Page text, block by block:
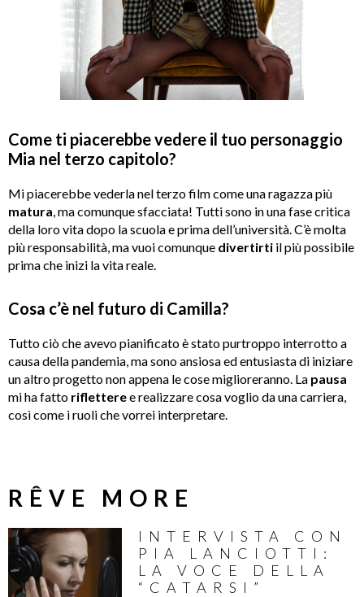
Come ti piacerebbe vedere il tuo personaggio
Mia nel terzo capitolo?
Mi piacerebbe vederla nel terzo film come una ragazza più
matura, ma comunque sfacciata! Tutti sono in una fase critica
della loro vita dopo la scuola e prima dell’università. C’è molta
più responsabilità, ma vuoi comunque divertirti il ​​più possibile
prima che inizi la vita reale.
Cosa c’è nel futuro di Camilla?
Tutto ciò che avevo pianificato è stato purtroppo interrotto a
causa della pandemia, ma sono ansiosa ed entusiasta di iniziare
un altro progetto non appena le cose miglioreranno. La pausa
mi ha fatto rifletteree realizzare cosa voglio da una carriera,
così come i ruoli che vorrei interpretare.
RÊVE MORE
INTERVISTA CON
PIA LANCIOTTI:
LA VOCE DELLA
“CATARSI”